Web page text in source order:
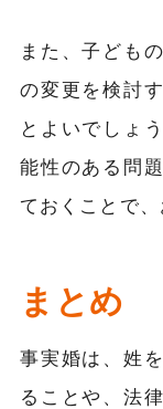
また、子ども
の変更を検討
とよいでしょ
能性のある問
ておくことで
まとめ
事実婚は、姓
ることや、法